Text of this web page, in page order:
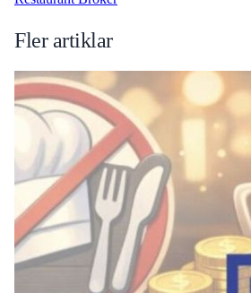
Fler artiklar